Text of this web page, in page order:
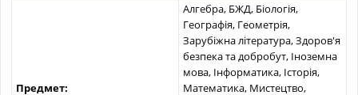
Предмет:
Алгебра, БЖД, Біологія,
Географія, Геометрія,
Зарубіжна література, Здоров'я
безпека та добробут, Іноземна
мова, Інформатика, Історія,
Математика, Мистецтво,